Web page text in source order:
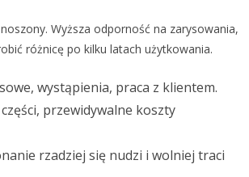
Wyższa odporność na zarysowania,
różnicę po kilku latach użytkowania.
wystąpienia, praca z klientem.
przewidywalne koszty
rzadziej się nudzi i wolniej traci